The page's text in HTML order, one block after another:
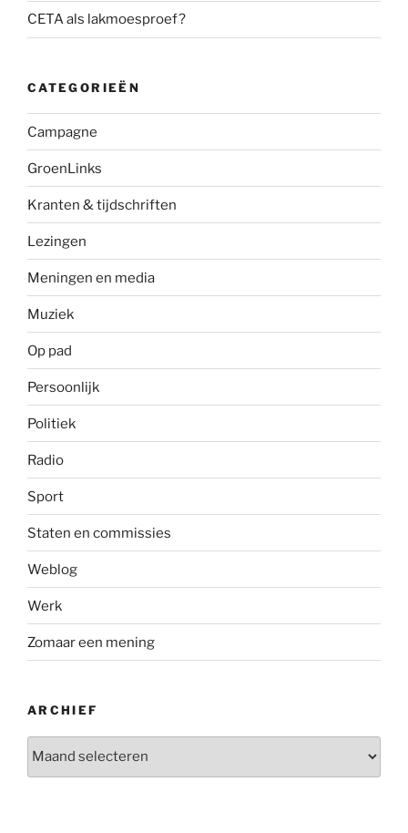
CETA als lakmoesproef?
CATEGORIEËN
Campagne
GroenLinks
Kranten & tijdschriften
Lezingen
Meningen en media
Muziek
Op pad
Persoonlijk
Politiek
Radio
Sport
Staten en commissies
Weblog
Werk
Zomaar een mening
ARCHIEF